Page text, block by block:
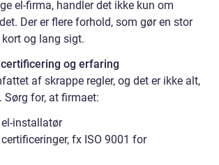
el-firma, handler det ikke kun om
Der er flere forhold, som gør en stor
og lang sigt.
og erfaring
af skrappe regler, og det er ikke alt,
Sørg for, at firmaet:
installatør
fx ISO 9001 for